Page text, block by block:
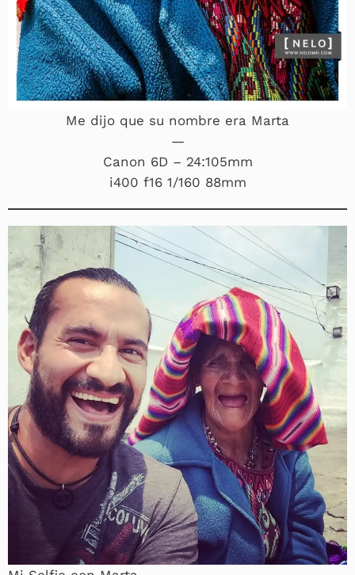
Me dijo que su nombre era Marta
—
Canon 6D – 24:105mm
i400 f16 1/160 88mm